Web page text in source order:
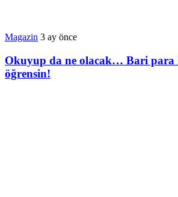
Magazin 3 ay önce
Okuyup da ne olacak… Bari para
öğrensin!